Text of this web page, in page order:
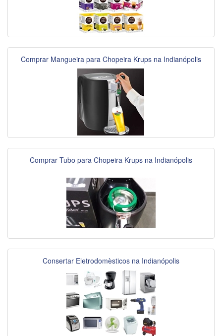
Comprar Mangueira para Chopeira Krups na Indianópolis
Comprar Tubo para Chopeira Krups na Indianópolis
Consertar Eletrodomèsticos na Indianópolis